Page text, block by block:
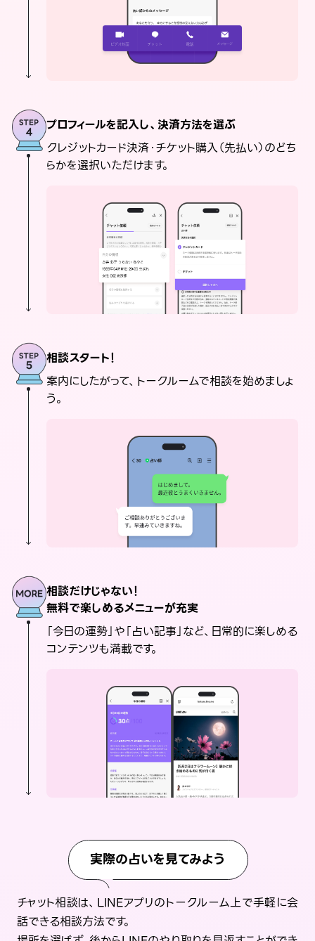
プロフィールを記入し、決済方法を選ぶ
クレジットカード決済・チケット購入（先払い）のどち
らかを選択いただけます。
相談スタート！
案内にしたがって、トークルームで相談を始めましょ
う。
相談だけじゃない！
無料で楽しめるメニューが充実
「今日の運勢」や「占い記事」など、日常的に楽しめる
コンテンツも満載です。
実際の占いを見てみよう
チャット相談は、LINEアプリのトークルーム上で手軽に会
話できる相談方法です。